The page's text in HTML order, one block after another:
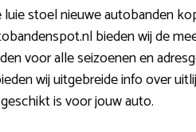
luie stoel nieuwe autobanden
bieden wij de
voor alle seizoenen en
wij uitgebreide info over
is voor jouw auto.